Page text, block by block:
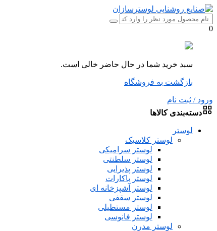
0
سبد خرید شما در حال حاضر خالی است.
بازگشت به فروشگاه
ورود / ثبت نام
دسته‌بندی کالاها
لوستر
لوستر کلاسیک
لوستر سرامیکی
لوستر سلطنتی
لوستر پذیرایی
لوستر باکارات
لوستر آشپزخانه ای
لوستر سقفی
لوستر مستطیلی
لوستر فانوسی
لوستر مدرن